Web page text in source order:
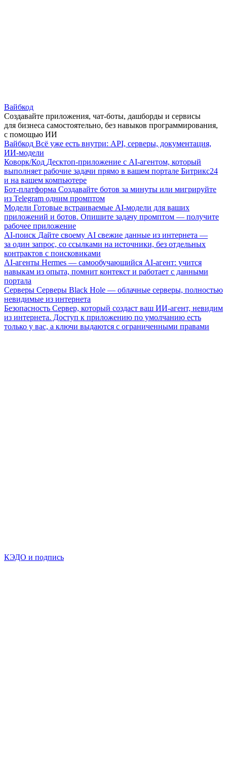
Вайбкод
Создавайте приложения, чат-боты, дашборды и сервисы
для бизнеса самостоятельно, без навыков программирования,
с помощью ИИ
Вайбкод Всё уже есть внутри: API, серверы, документация,
ИИ-модели
Коворк/Код Десктоп-приложение с AI-агентом, который
выполняет рабочие задачи прямо в вашем портале Битрикс24
и на вашем компьютере
Бот-платформа Создавайте ботов за минуты или мигрируйте
из Telegram одним промптом
Модели Готовые встраиваемые AI-модели для ваших
приложений и ботов. Опишите задачу промптом — получите
рабочее приложение
AI-поиск Дайте своему AI свежие данные из интернета —
за один запрос, со ссылками на источники, без отдельных
контрактов с поисковиками
AI-агенты Hermes — самообучающийся AI-агент: учится
навыкам из опыта, помнит контекст и работает с данными
портала
Серверы Серверы Black Hole — облачные серверы, полностью
невидимые из интернета
Безопасность Сервер, который создаст ваш ИИ-агент, невидим
из интернета. Доступ к приложению по умолчанию есть
только у вас, а ключи выдаются с ограниченными правами
КЭДО и подпись